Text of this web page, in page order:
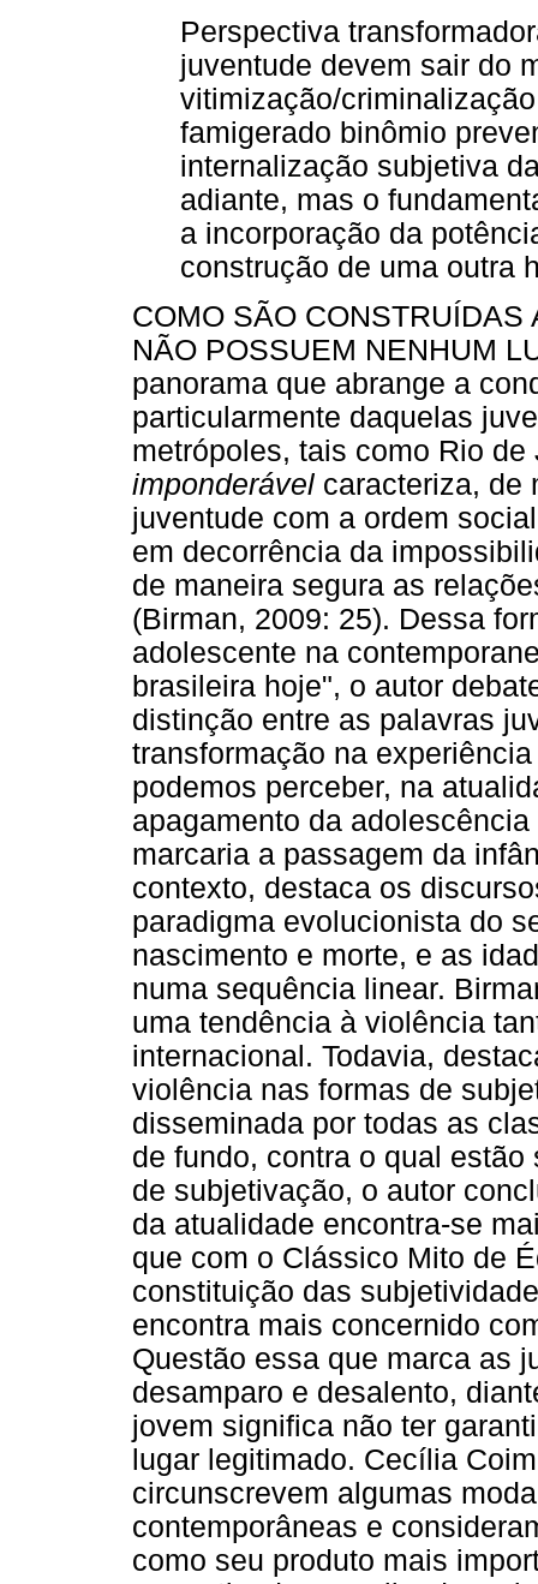
Perspectiva
juventude devem sair do
vitimização/
famigerado binômio
internalização subjetiva
adiante, mas o
a incorporação da
construção de uma outra
COMO SÃO
NÃO POSSUEM NENHUM
panorama que abrange a
particularmente daquelas
metrópoles, tais como Rio
imponderável caracteriza, de
juventude com a ordem
em decorrência da
de maneira segura as
(Birman, 2009: 25). Dessa
adolescente na
brasileira hoje", o autor
distinção entre as palavras
transformação na
podemos perceber, na
apagamento da
marcaria a passagem da
contexto, destaca os
paradigma evolucionista do
nascimento e morte, e as
numa sequência linear.
uma tendência à violência
internacional. Todavia,
violência nas formas de
disseminada por todas as
de fundo, contra o qual
de subjetivação, o autor
da atualidade encontra-se
que com o Clássico Mito de
constituição das
encontra mais concernido
Questão essa que marca as
desamparo e desalento,
jovem significa não ter
lugar legitimado. Cecília
circunscrevem algumas
contemporâneas e
como seu produto mais